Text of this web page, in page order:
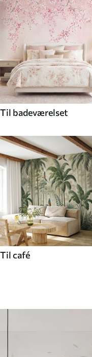
Til badeværelset
Til café